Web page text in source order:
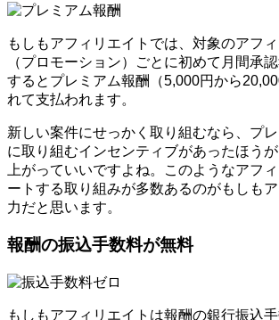
もしもアフィリエイトでは、対象のアフ
（プロモーション）ごとに初めて月間承
するとプレミアム報酬（5,000円から
れて支払われます。
新しい案件にせっかく取り組むなら、プ
に取り組むインセンティブがあったほう
上がっていいですよね。このようなアフ
ートする取り組みが多数あるのがもしも
力だと思います。
報酬の振込手数料が無料
もしもアフィリエイトは報酬の銀行振込手